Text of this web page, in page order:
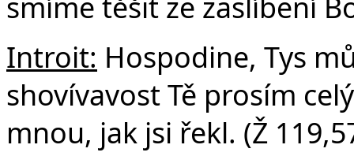
Introit: Hospodine, Tys
shovívavost Tě prosím
mnou, jak jsi řekl. (Ž